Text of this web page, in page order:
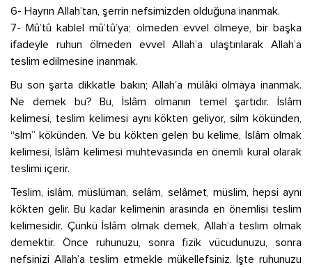
6- Hayrın Allah’tan, şerrin nefsimizden olduğuna inanmak.
7- Mû’tû kablel mû’tû’ya; ölmeden evvel ölmeye, bir başka
ifadeyle ruhun ölmeden evvel Allah’a ulaştırılarak Allah’a
teslim edilmesine inanmak.
Bu son şarta dikkatle bakın; Allah’a mülâki olmaya inanmak.
Ne demek bu? Bu, İslâm olmanın temel şartıdır. İslâm
kelimesi, teslim kelimesi aynı kökten geliyor, silm kökünden,
“slm” kökünden. Ve bu kökten gelen bu kelime, İslâm olmak
kelimesi, İslâm kelimesi muhtevasında en önemli kural olarak
teslimi içerir.
Teslim, islâm, müslüman, selâm, selâmet, müslim, hepsi aynı
kökten gelir. Bu kadar kelimenin arasında en önemlisi teslim
kelimesidir. Çünkü İslâm olmak demek, Allah’a teslim olmak
demektir. Önce ruhunuzu, sonra fizik vücudunuzu, sonra
nefsinizi Allah’a teslim etmekle mükellefsiniz. İşte ruhunuzu